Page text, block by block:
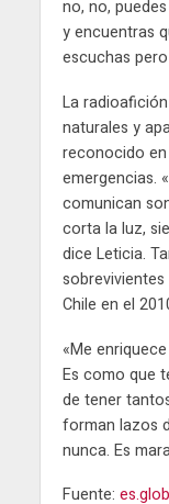
no, no,
y encuentras
escuchas
La
naturales y
reconocido
emergencias.
comunican
corta la luz,
dice Leticia.
Chile en el
«Me
Es como que
de tener
forman lazos
nunca. Es
Fuente: